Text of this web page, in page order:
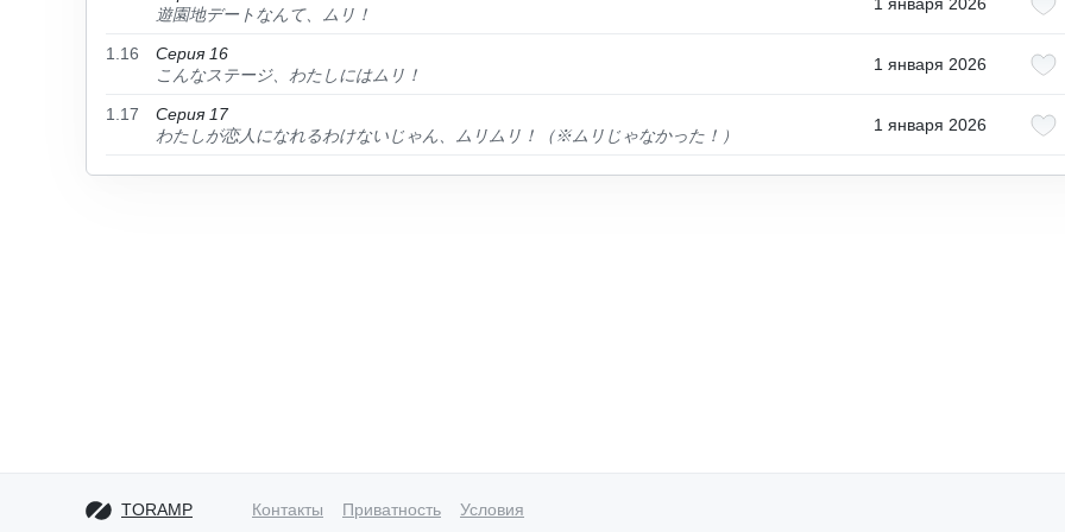
遊園地デートなんて、ムリ！
1.16
Серия 16
こんなステージ、わたしにはムリ！
1 января 2026
1.17
Серия 17
わたしが恋人になれるわけないじゃん、ムリムリ！（※ムリじゃなかった！）
1 января 2026
TORAMP Контакты Приватность Условия